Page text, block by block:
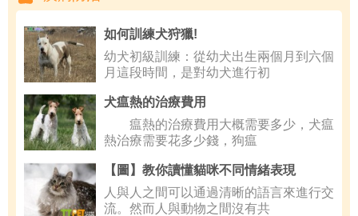
如何訓練犬狩獵!
幼犬初級訓練：從幼犬出生兩個月到六個
月這段時間，是對幼犬進行初
犬瘟熱的治療費用
瘟熱的治療費用大概需要多少，犬瘟
熱治療需要花多少錢，狗瘟
【圖】教你讀懂貓咪不同情緒表現
人與人之間可以通過清晰的語言來進行交
流。然而人與動物之間沒有共